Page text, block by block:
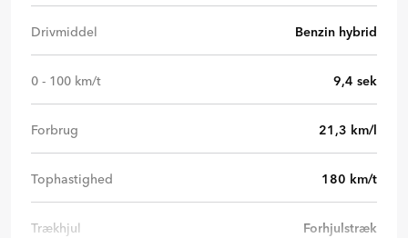
Drivmiddel Benzin hybrid
0 - 100 km/t 9,4 sek
Forbrug 21,3 km/l
Tophastighed 180 km/t
Trækhjul Forhjulstræk